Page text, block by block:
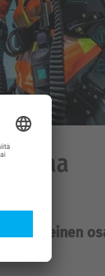
keskeinen